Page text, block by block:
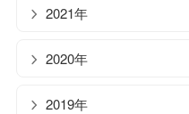
2021年
2020年
2019年